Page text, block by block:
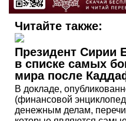
Читайте также:
Президент Сирии
в списке самых
мира после
В докладе,
(финансовой
денежным делам,